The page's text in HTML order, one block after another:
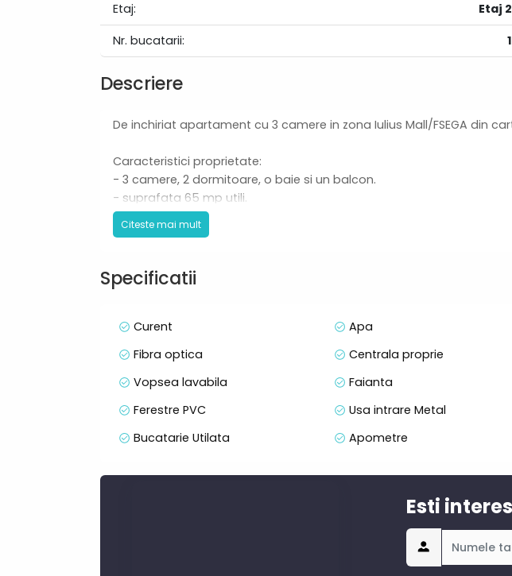
Etaj:
Etaj 2
Nr. bucatarii:
1
Descriere
De inchiriat apartament cu 3 camere in zona Iulius Mall/FSEGA din
Caracteristici proprietate:
- 3 camere, 2 dormitoare, o baie si un balcon.
- suprafata 65 mp utili.
- parcare inclusa
- etaj 2 din 4
Recomandarea noastra: apartament ideal atat pentru un cuplu, cat
Citeste mai mult
Specificatii
Curent Apa
Fibra optica
Centrala proprie
Vopsea lavabila
Faianta
Ferestre PVC
Usa intrare Metal
Bucatarie Utilata
Apometre
Esti